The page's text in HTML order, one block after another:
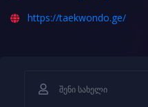
https://taekwondo.ge/